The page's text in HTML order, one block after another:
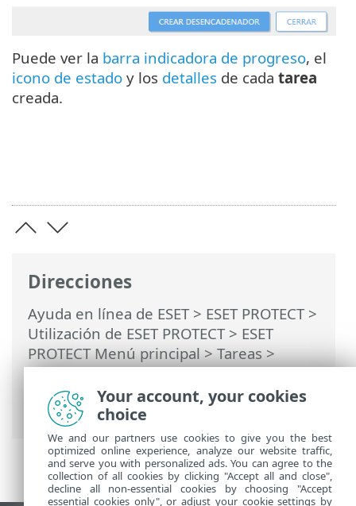
Direcciones
Ayuda en línea de ESET> ESET PROTECT>
Utilización de ESET PROTECT> ESET
PROTECT Menú principal>Tareas>
Tareas del cliente> Restablecimiento de
la base de datos de Rogue Detection
Sensor
Puede ver la barra indicadora de progreso, el
icono de estado y los detalles de cada tarea
creada.
Your account, your cookies
choice
We and our partners use cookies to give you the best
optimized online experience, analyze our website traffic,
and serve you with personalized ads. You can agree to the
collection of all cookies by clicking "Accept all and close",
decline all non-essential cookies by choosing "Accept
essential cookies only", or adjust your cookie settings by